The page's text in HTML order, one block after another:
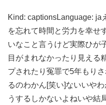
Kind: captionsLanguage: ja
を忘れて時間と労力を幸せ
いなこと言うけど実際ひが
目がまれなかったり見える
プされたり冤罪で5年もり
るのわかん[笑い]ないいや
うするしかないよねいや結